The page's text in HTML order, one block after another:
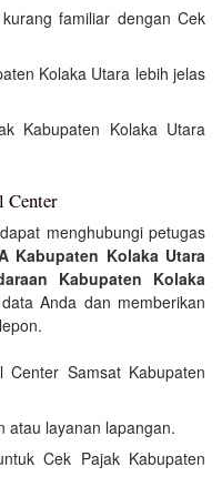
familiar dengan Cek
Kolaka Utara lebih jelas
Kabupaten Kolaka Utara
Center
menghubungi petugas
Kabupaten Kolaka Utara
Kabupaten Kolaka
Anda dan memberikan
Samsat Kabupaten
atau layanan lapangan.
Cek Pajak Kabupaten